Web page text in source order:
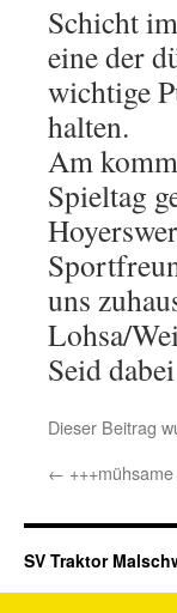
Schicht
eine der
wichtige
halten.
Am
Spieltag
uns
Lohsa/
Seid
Dieser Beitrag
←
SV Traktor